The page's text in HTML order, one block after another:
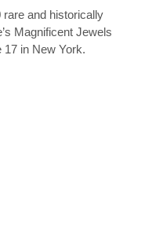
and historically
Magnificent Jewels
17 in New York.